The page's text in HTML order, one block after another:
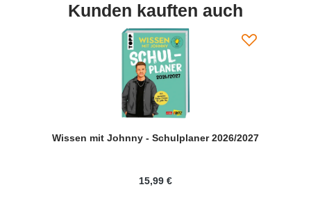
Kunden kauften auch
Wissen mit Johnny - Schulplaner 2026/2027
15,99 €